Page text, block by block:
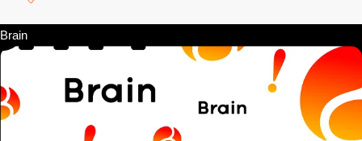
Brain